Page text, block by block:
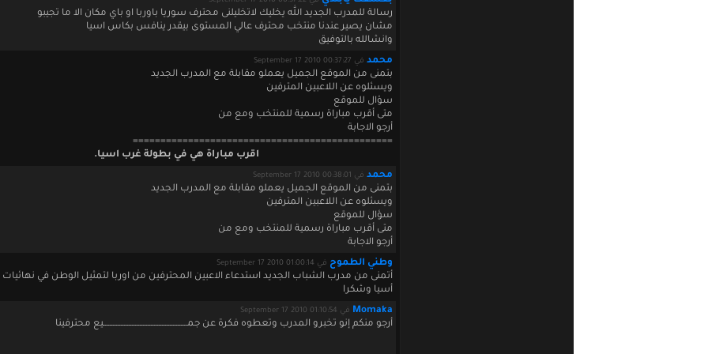
رسالة للمدرب الجديد الله يخليك لاتخليلنى محترف سوريا باوربا او باي مكان الا ما تجيبو
مشان يصير عندنا منتخب محترف عالي المستوى بيقدر ينافس بكاس اسيا
وانشالله بالتوفيق
محمد في September 17 2010 00:37:27
بتمنى من الموقع الجميل يعملو مقابلة مع المدرب الجديد
ويسئلوه عن اللاعبين المترفين
سؤال للموقع
متى أقرب مباراة رسمية للمنتخب ومع من
أرجو الاجابة
===============================================
اقرب مباراة هي في بطولة غرب اسيا.
محمد في September 17 2010 00:38:01
بتمنى من الموقع الجميل يعملو مقابلة مع المدرب الجديد
ويسئلوه عن اللاعبين المترفين
سؤال للموقع
متى أقرب مباراة رسمية للمنتخب ومع من
أرجو الاجابة
وطني الطموح في September 17 2010 01:00:14
أتمنى من مدرب الشباب الجديد استدعاء الاعبين المحترفين من اوربا لتمثيل الوطن في
أسيا وشكرا
Momaka في September 17 2010 01:10:54
أرجو منكم إنو تخبرو المدرب وتعطوه فكرة عن جمـــــــــــــــــــــــــــــــــــــــــــــــــــــيع محترفينا